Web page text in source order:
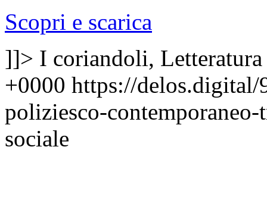
Scopri e scarica
]]> I coriandoli, Letteratura
+0000 https://
poliziesco-
sociale